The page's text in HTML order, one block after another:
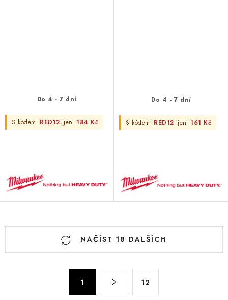
Do 4 - 7 dní
S kódem RED12 jen 184 Kč
Do 4 - 7 dní
S kódem RED12 jen 161 Kč
O
NAČÍST 18 DALŠÍCH
1 12